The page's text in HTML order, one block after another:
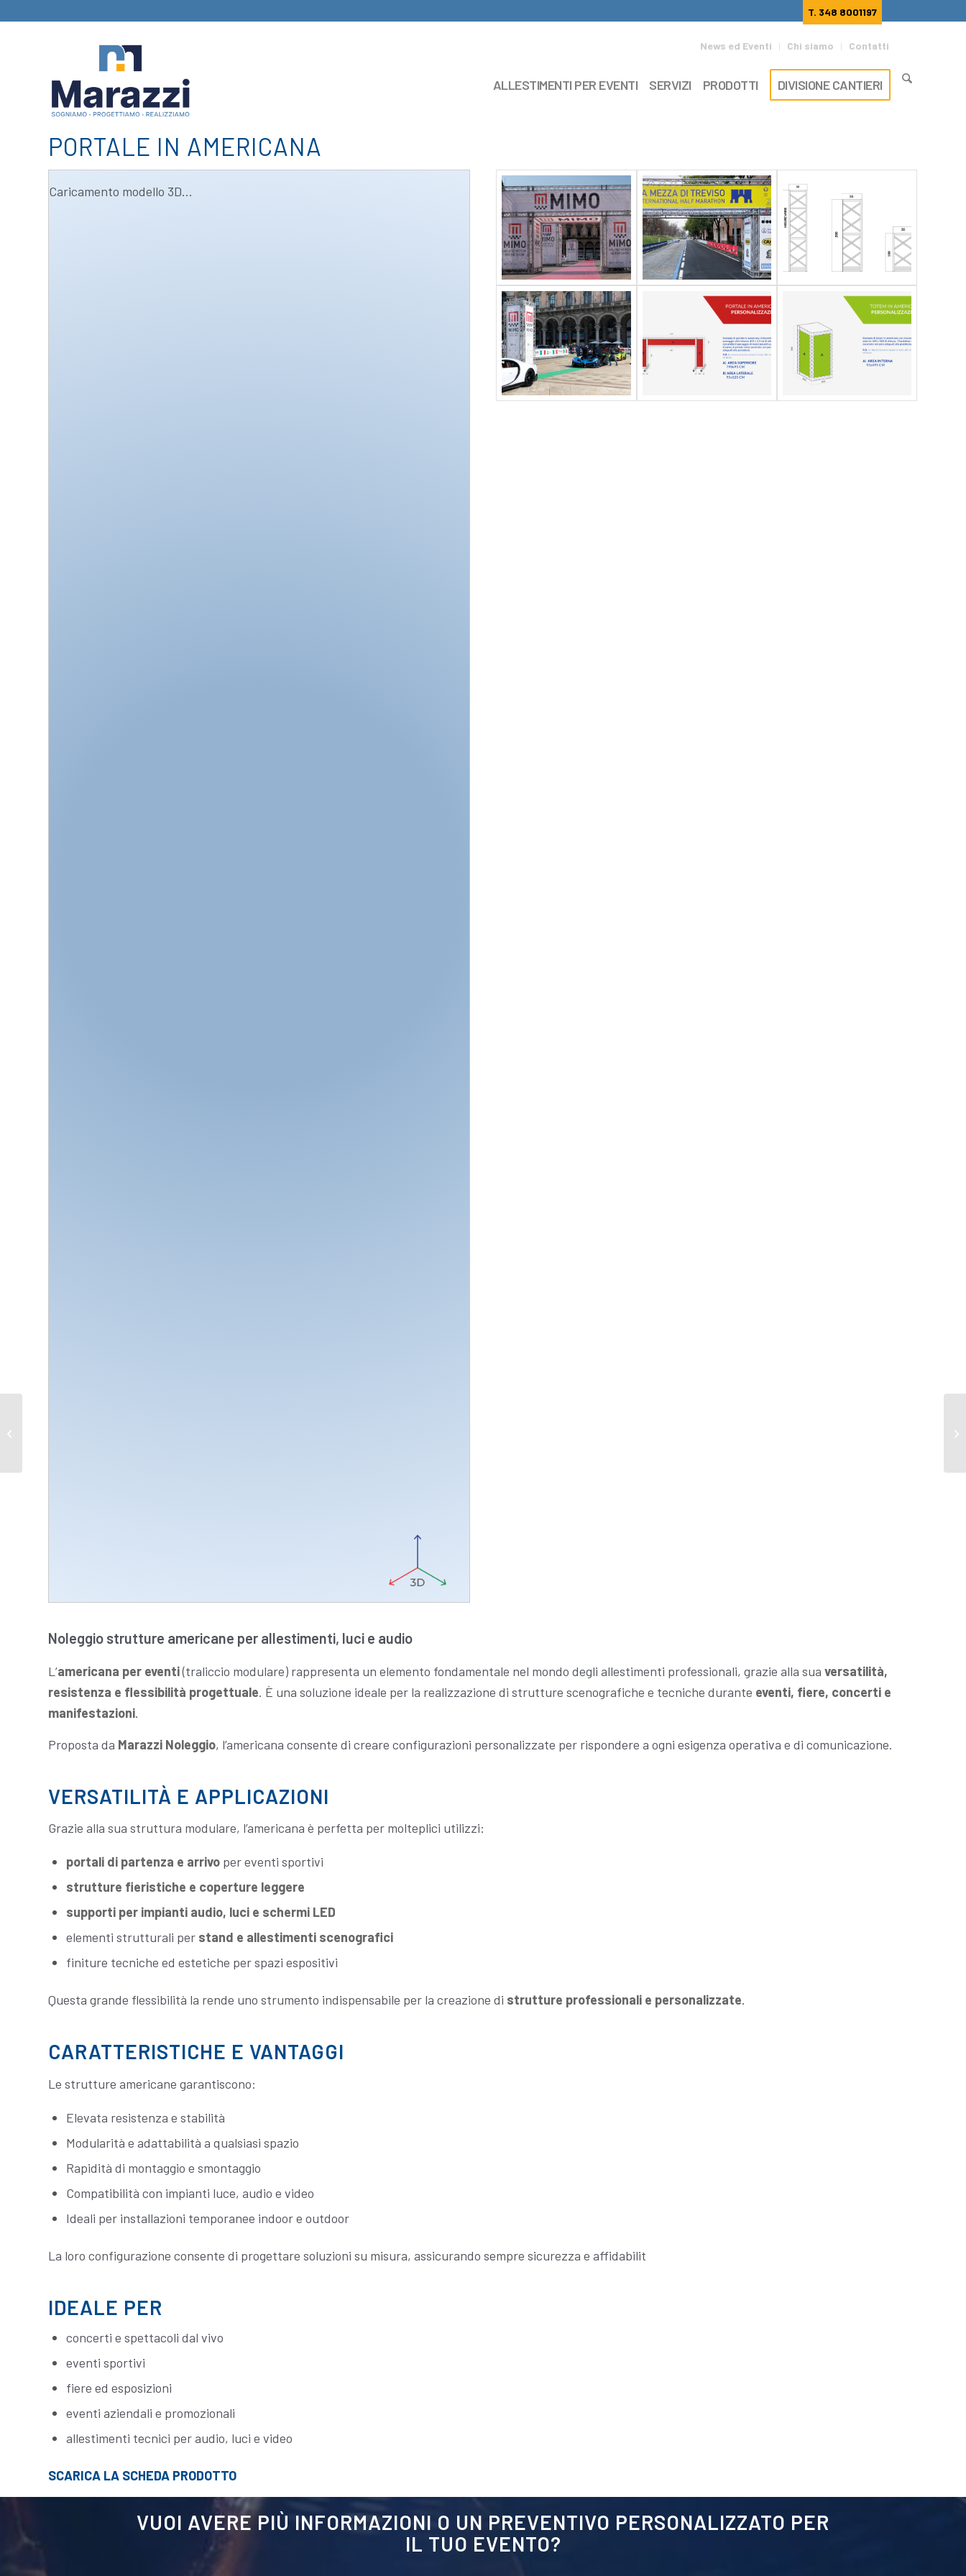
News ed Eventi Chi siamo Contatti
T. 348 8001197
ALLESTIMENTI PER EVENTI SERVIZI PRODOTTI DIVISIONE CANTIERI
PORTALE IN AMERICANA
Caricamento modello 3D...
Noleggio strutture americane per allestimenti, luci e audio
L’americana per eventi(traliccio modulare) rappresenta un elemento fondamentale nel mondo degli allestimenti professionali, grazie alla suaversatilità,
resistenza e flessibilità progettuale. È una soluzione ideale per la realizzazione di strutture scenografiche e tecniche durante eventi, fiere, concerti e
manifestazioni.
Proposta da Marazzi Noleggio, l’americana consente di creare configurazioni personalizzate per rispondere a ogni esigenza operativa e di comunicazione.
VERSATILITÀ E APPLICAZIONI
Grazie alla sua struttura modulare, l’americana è perfetta per molteplici utilizzi:
portali di partenza e arrivo per eventi sportivi
strutture fieristiche e coperture leggere
supporti per impianti audio, luci e schermi LED
elementi strutturali per stand e allestimenti scenografici
finiture tecniche ed estetiche per spazi espositivi
Questa grande flessibilità la rende uno strumento indispensabile per la creazione di strutture professionali e personalizzate.
CARATTERISTICHE E VANTAGGI
Le strutture americane garantiscono:
Elevata resistenza e stabilità
Modularità e adattabilità a qualsiasi spazio
Rapidità di montaggio e smontaggio
Compatibilità con impianti luce, audio e video
Ideali per installazioni temporanee indoor e outdoor
La loro configurazione consente di progettare soluzioni su misura, assicurando sempre sicurezza e affidabilit
IDEALE PER
concerti e spettacoli dal vivo
eventi sportivi
fiere ed esposizioni
eventi aziendali e promozionali
allestimenti tecnici per audio, luci e video
SCARICA LA SCHEDA PRODOTTO
VUOI AVERE PIÙ INFORMAZIONI O UN PREVENTIVO PERSONALIZZATO PER
IL TUO EVENTO?